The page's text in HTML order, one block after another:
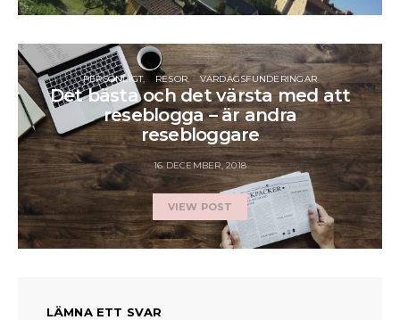
PERSONLIGT RESOR VARDAGSFUNDERINGAR
Det bästa och det värsta med att
reseblogga – är andra
resebloggare
16 DECEMBER, 2018
VIEW POST
LÄMNA ETT SVAR